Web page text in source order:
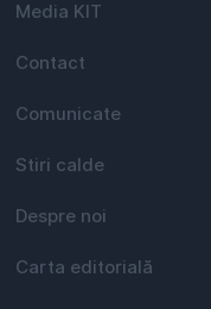
Media KIT
Contact
Comunicate
Stiri calde
Despre noi
Carta editorială